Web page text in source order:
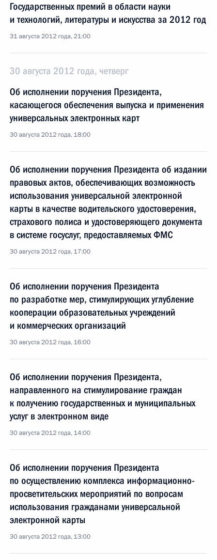
Государственных премий в области науки
и технологий, литературы и искусства за 2012 год
31 августа 2012 года, 21:00
30 августа 2012 года, четверг
Об исполнении поручения Президента,
касающегося обеспечения выпуска и применения
универсальных электронных карт
30 августа 2012 года, 18:00
Об исполнении поручения Президента об издании
правовых актов, обеспечивающих возможность
использования универсальной электронной
карты в качестве водительского удостоверения,
страхового полиса и удостоверяющего документа
в системе госуслуг, предоставляемых ФМС
30 августа 2012 года, 17:00
Об исполнении поручения Президента
по разработке мер, стимулирующих углубление
кооперации образовательных учреждений
и коммерческих организаций
30 августа 2012 года, 16:00
Об исполнении поручения Президента,
направленного на стимулирование граждан
к получению государственных и муниципальных
услуг в электронном виде
30 августа 2012 года, 14:00
Об исполнении поручения Президента
по осуществлению комплекса информационно-
просветительских мероприятий по вопросам
использования гражданами универсальной
электронной карты
30 августа 2012 года, 13:00